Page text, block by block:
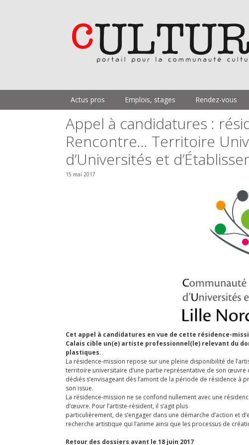
Actus pros Emplois, stages Rendez-vous
Appel à candidatures :
Rencontre… Territoire
d’Universités et
15 mai 2017
Cet appel à candidatures en vue de cette résidence-
Calais cible un(e) artiste professionnel(le) relevant du
plastiques.
La résidence-mission repose sur une pleine disponibilité de
territoire universitaire d’une partie représentative de son
dédiés s’envisageant dès l’amont de la période de résidence
son issue.
La résidence-mission ne se confond nullement avec une
d’œuvre. Pour l’artiste-résident, il s’agit plus
particulièrement, de s’engager dans une démarche d’action et
recherche artistique qui l’anime ainsi que les processus de
Retour des dossiers avant le 18 juin 2017